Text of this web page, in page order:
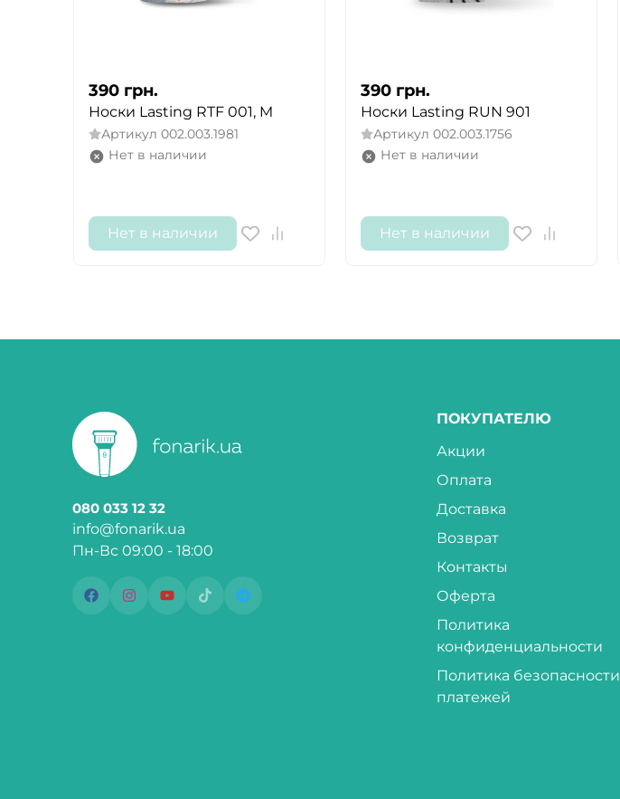
390 грн.
Носки Lasting RTF 001, M
Артикул 002.003.1981
Нет в наличии
Нет в наличии
390 грн.
Носки Lasting RUN 901
Артикул 002.003.1756
Нет в наличии
Нет в наличии
080 033 12 32
info@fonarik.ua
Пн-Вс 09:00 - 18:00
ПОКУПАТЕЛЮ
Акции
Оплата
Доставка
Возврат
Контакты
Оферта
Политика
конфиденциальности
Политика безопасности
платежей